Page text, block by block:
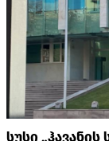
სუსი